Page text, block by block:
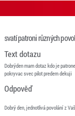
svatí patroni různých
Text dotazu
Dobrýden mam dotaz kdo je
pokryvac svec pilot predem dekuji
Odpověď
Dobrý den, jednotlivá povolání z